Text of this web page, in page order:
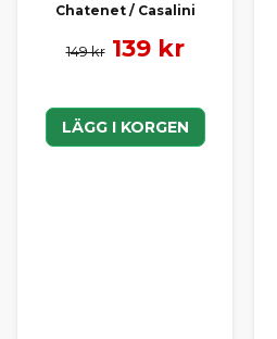
Chatenet / Casalini
149 kr 139 kr
LÄGG I KORGEN